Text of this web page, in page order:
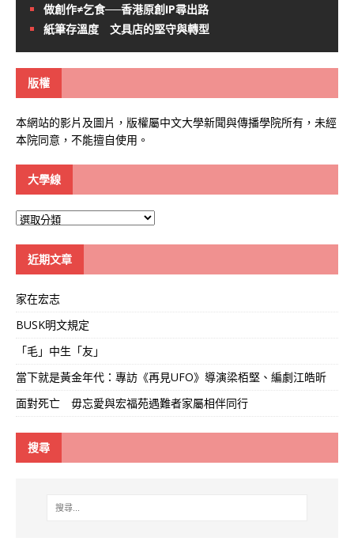
做創作≠乞食──香港原創IP尋出路
紙筆存溫度 文具店的堅守與轉型
版權
本網站的影片及圖片，版權屬中文大學新聞與傳播學院所有，未經
本院同意，不能擅自使用。
大學線
大
近期文章
家在宏志
BUSK明文規定
「毛」中生「友」
當下就是黃金年代：專訪《再見UFO》導演梁栢堅、編劇江皓昕
面對死亡 毋忘愛與宏福苑遇難者家屬相伴同行
搜尋